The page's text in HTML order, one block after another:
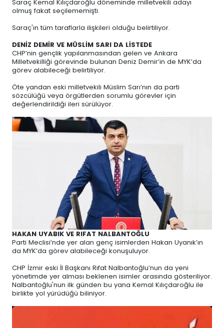
Saraç Kemal Kılıçdaroğlu döneminde milletvekili adayı
olmuş fakat seçilememişti.
Saraç'ın tüm taraflarla ilişkileri olduğu belirtiliyor.
DENİZ DEMİR VE MÜSLİM SARI DA LİSTEDE
CHP’nin gençlik yapılanmasından gelen ve Ankara
Milletvekilliği görevinde bulunan Deniz Demir’in de MYK’da
görev alabileceği belirtiliyor.
Öte yandan eski milletvekili Müslim Sarı’nın da parti
sözcülüğü veya örgütlerden sorumlu görevler için
değerlendirildiği ileri sürülüyor.
HAKAN UYABIK VE RIFAT NALBANTOĞLU
Parti Meclisi’nde yer alan genç isimlerden Hakan Uyanık’ın
da MYK’da görev alabileceği konuşuluyor.
CHP İzmir eski İl Başkanı Rıfat Nalbantoğlu’nun da yeni
yönetimde yer alması beklenen isimler arasında gösteriliyor.
Nalbantoğlu'nun ilk günden bu yana Kemal Kılıçdaroğlu ile
birlikte yol yürüdüğü biliniyor.